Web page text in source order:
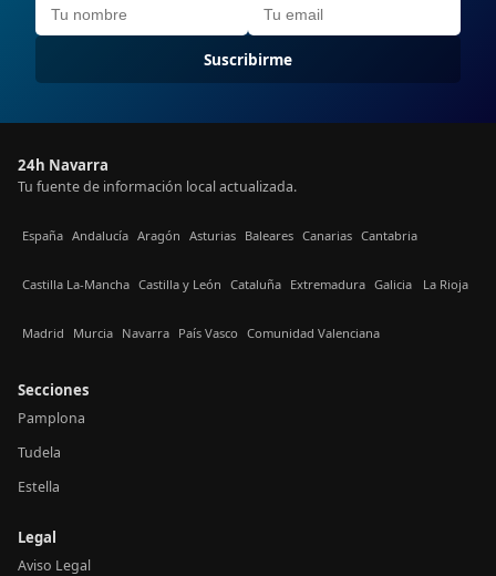
Suscribirme
24h Navarra
Tu fuente de información local actualizada.
España Andalucía Aragón Asturias Baleares Canarias Cantabria
Castilla La-Mancha Castilla y León Cataluña Extremadura Galicia La Rioja
Madrid Murcia Navarra País Vasco Comunidad Valenciana
Secciones
Pamplona
Tudela
Estella
Legal
Aviso Legal